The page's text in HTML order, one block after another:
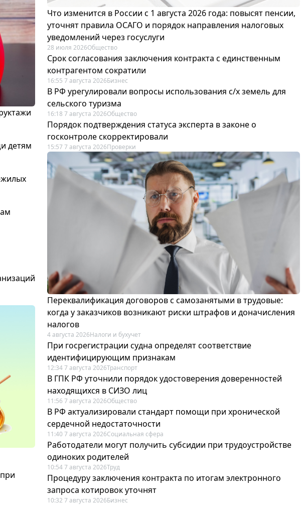
детям
Что изменится в России с 1 августа 2026 года: повысят пенсии,
уточнят правила ОСАГО и порядок направления налоговых
уведомлений через госуслуги
28 июля 2026Общество
Срок согласования заключения контракта с единственным
контрагентом сократили
16:55 7 августа 2026Бизнес
В РФ урегулировали вопросы использования с/х земель для
сельского туризма
16:18 7 августа 2026Общество
Порядок подтверждения статуса эксперта в законе о
госконтроле скорректировали
15:57 7 августа 2026Проверки
Переквалификация договоров с самозанятыми в трудовые:
когда у заказчиков возникают риски штрафов и доначисления
налогов
4 августа 2026Налоги и бухучет
При госрегистрации судна определят соответствие
идентифицирующим признакам
12:34 7 августа 2026Транспорт
В ГПК РФ уточнили порядок удостоверения доверенностей
находящихся в СИЗО лиц
11:56 7 августа 2026Общество
В РФ актуализировали стандарт помощи при хронической
сердечной недостаточности
11:40 7 августа 2026Социальная сфера
Работодатели могут получить субсидии при трудоустройстве
одиноких родителей
10:54 7 августа 2026Труд
Процедуру заключения контракта по итогам электронного
запроса котировок уточнят
10:32 7 августа 2026Бизнес